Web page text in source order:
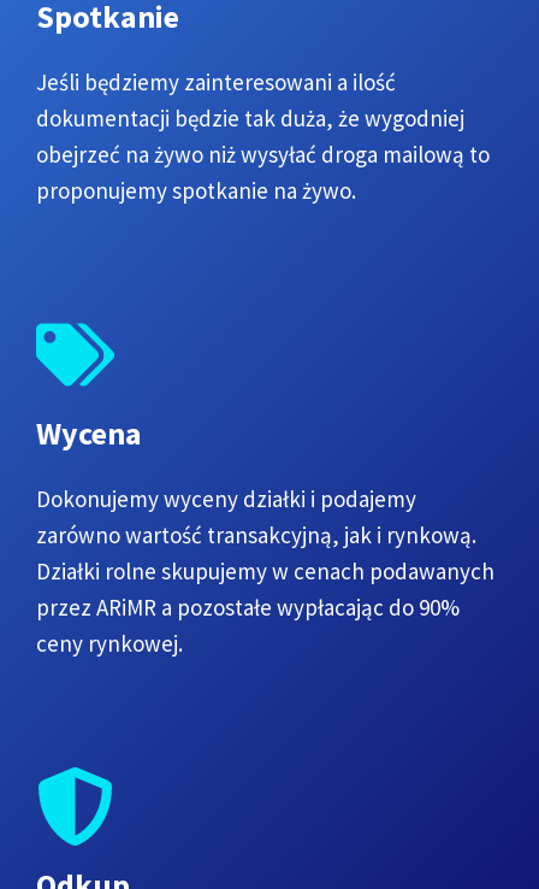
Spotkanie
Jeśli będziemy zainteresowani a ilość
dokumentacji będzie tak duża, że wygodniej
obejrzeć na żywo niż wysyłać droga mailową to
proponujemy spotkanie na żywo.
Wycena
Dokonujemy wyceny działki i podajemy
zarówno wartość transakcyjną, jak i rynkową.
Działki rolne skupujemy w cenach podawanych
przez ARiMR a pozostałe wypłacając do 90%
ceny rynkowej.